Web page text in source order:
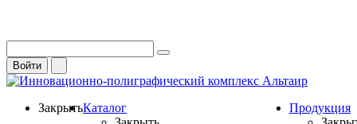
Войти
ЗакрытьКаталог
Продукция